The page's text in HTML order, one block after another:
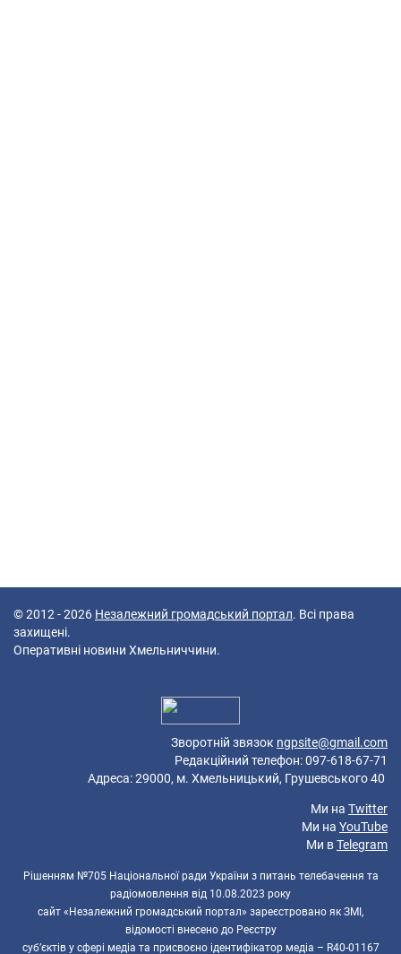
© 2012 - 2026 Незалежний громадський портал. Всі права
захищені.
Оперативні новини Хмельниччини.
Зворотній звязок ngpsite@gmail.com
Редакційний телефон: 097-618-67-71
Адреса: 29000, м. Хмельницький, Грушевського 40
Ми на Twitter
Ми на YouTube
Ми вTelegram
Рішенням №705 Національної ради України з питань телебачення та
радіомовлення від 10.08.2023 року
сайт «Незалежний громадський портал» зареєстровано як ЗМІ,
відомості внесено до Реєстру
суб’єктів у сфері медіа та присвоєно ідентифікатор медіа – R40-01167